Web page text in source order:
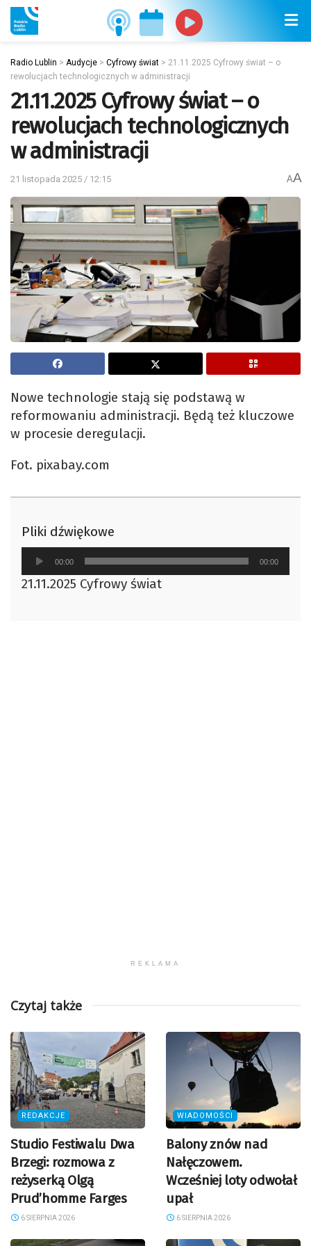
Radio Lublin > Audycje > Cyfrowy świat > 21.11.2025 Cyfrowy świat – o
rewolucjach technologicznych w administracji
21.11.2025 Cyfrowy świat – o
rewolucjach technologicznych
w administracji
21 listopada 2025 / 12:15 AA
Nowe technologie stają się podstawą w
reformowaniu administracji. Będą też kluczowe
w procesie deregulacji.
Fot. pixabay.com
Pliki dźwiękowe
Odtwarzacz
plików
dźwiękowych
00:00 00:00
21.11.2025 Cyfrowy świat
REKLAMA
Czytaj także
REDAKCJE
Studio Festiwalu Dwa
Brzegi: rozmowa z
reżyserką Olgą
Prud’homme Farges
6 SIERPNIA 2026
WIADOMOŚCI
Balony znów nad
Nałęczowem.
Wcześniej loty odwołał
upał
6 SIERPNIA 2026